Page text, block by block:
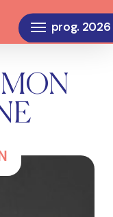
Menu